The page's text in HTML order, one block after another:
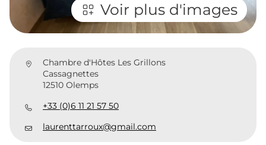
Voir plus d'images
Chambre d'Hôtes Les Grillons
Cassagnettes
12510 Olemps
+33 (0)6 11 21 57 50
laurenttarroux@gmail.com